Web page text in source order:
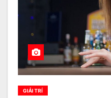
GIẢI TRÍ